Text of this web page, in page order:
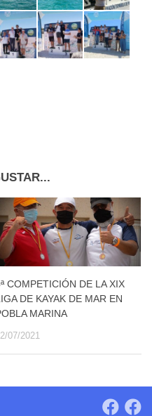
COMPETICIÓN DE LA XIX
DE KAYAK DE MAR EN
MARINA
07/2021